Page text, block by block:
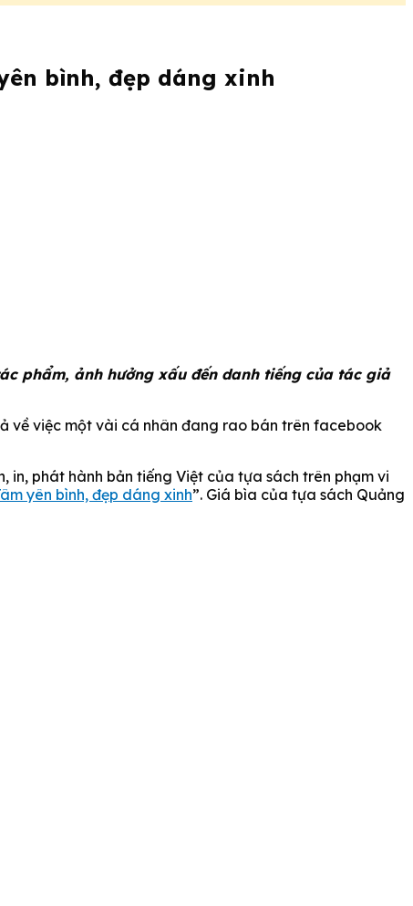
bình, đẹp dáng xinh
phẩm, ảnh hưởng xấu đến danh tiếng của tác giả
về việc một vài cá nhân đang rao bán trên facebook
in, phát hành bản tiếng Việt của tựa sách trên phạm vi
yên bình, đẹp dáng xinh”. Giá bìa của tựa sách Quảng